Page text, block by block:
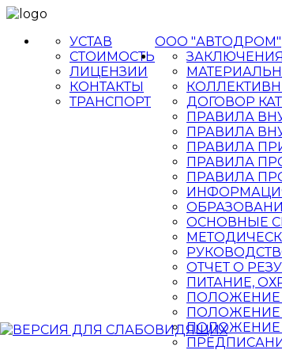
ООО "АВТОДРОМ"
УСТАВ
СТОИМОСТЬ
ЛИЦЕНЗИИ
КОНТАКТЫ
ТРАНСПОРТ
ДОГОВОР
ПРАВИЛА
ПРАВИЛА
ПРАВИЛА
ПРАВИЛА
ПРАВИЛА
ОСНОВНЫЕ
ОТЧЕТ О
ПИТАНИЕ,
ПОЛОЖЕНИЕ
ПОЛОЖЕНИЕ
ПОЛОЖЕНИЕ